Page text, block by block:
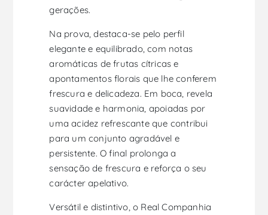
gerações.
Na prova, destaca-se pelo perfil
elegante e equilibrado, com notas
aromáticas de frutas cítricas e
apontamentos florais que lhe conferem
frescura e delicadeza. Em boca, revela
suavidade e harmonia, apoiadas por
uma acidez refrescante que contribui
para um conjunto agradável e
persistente. O final prolonga a
sensação de frescura e reforça o seu
carácter apelativo.
Versátil e distintivo, o Real Companhia